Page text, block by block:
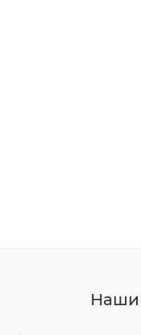
Наши